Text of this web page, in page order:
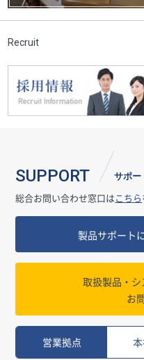
Recruit
SUPPORT サポー
総合お問い合わせ窓口はこちら
製品サポート
取扱製品・
お
営業拠点